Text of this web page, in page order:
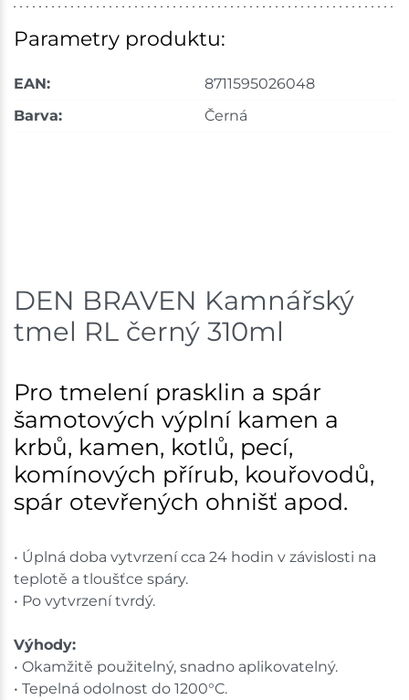
Skladem na prodejně - doručení do 7 dnů
Skladem na prodejně - doručení do 7 dnů
Nové Město
Skladem na prodejně - doručení do 7 dnů
2 ks
Velká Bíteš
Skladem na prodejně - doručení do 7 dnů
2 ks
Skladové množství na prodejnách je pouze orientační.
Ceny na prodejnách se mohou lišit od cen na e-
Parametry produktu:
EAN:
8711595026048
Barva:
Černá
DEN BRAVEN Kamnářský
tmel RL černý 310ml
Pro tmelení prasklin a spár
šamotových výplní kamen a
krbů, kamen, kotlů, pecí,
komínových přírub, kouřovodů,
spár otevřených ohnišť apod.
• Úplná doba vytvrzení cca 24 hodin v závislosti na
teplotě a tloušťce spáry.
• Po vytvrzení tvrdý.
Výhody:
• Okamžitě použitelný, snadno aplikovatelný.
• Tepelná odolnost do 1200°C.